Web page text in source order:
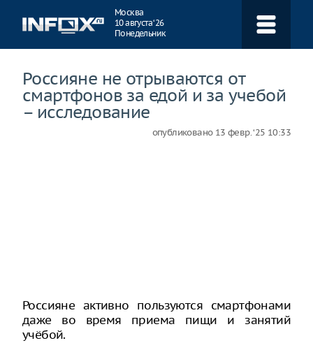
Москва
10 августа ‘26
Понедельник
Россияне не отрываются от
смартфонов за едой и за учебой
– исследование
опубликовано 13 февр. ‘25 10:33
Россияне активно пользуются смартфонами
даже во время приема пищи и занятий
учёбой.